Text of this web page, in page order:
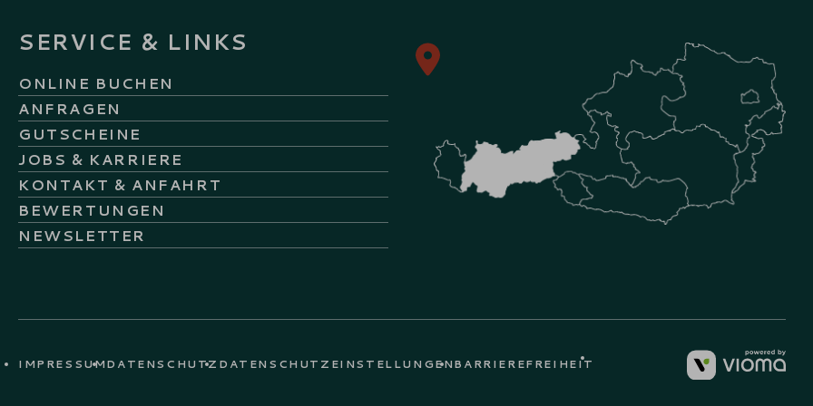
SERVICE & LINKS
ONLINE BUCHEN
ANFRAGEN
GUTSCHEINE
JOBS & KARRIERE
KONTAKT & ANFAHRT
BEWERTUNGEN
NEWSLETTER
IMPRESSUMDATENSCHUTZ DATENSCHUTZ­EINSTELLUNGENBARRIERE­FREIHEIT